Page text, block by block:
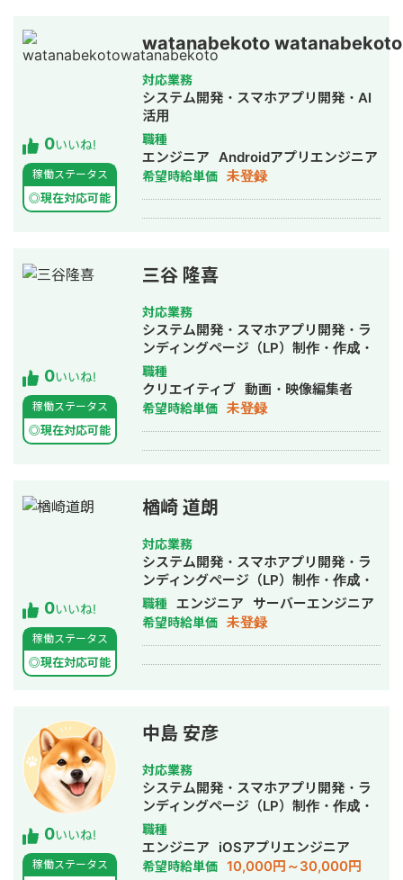
ルが要件に対応しきれていないを打開
すべく 全機能のテーブルへのアクセス
パターンを可視化し、抜け漏れを極力
なくせる設計情報を一望できる資料を
作成。 その上で新テーブル設計と新機
能設計を行いリプレースを実施。 業務
の中で新たに様々な技術要素を身に着
けた。 言語(FW) : Node.js(Express),
Python(Django), PHP(fuelPHP) フロ
ントエンドFW : Vue.js(UIKit /
BootstrapVue) DB : MySQL CI :
レベルで種々のツールやシステムを構
0いいね!
稼働ステータス
◎現在対応可能
watanabekoto watanabekoto
対応業務
システム開発・スマホアプリ開発・AI
活用
職種
エンジニア Androidアプリエンジニア
希望時給単価 未登録
0いいね!
稼働ステータス
◎現在対応可能
三谷 隆喜
対応業務
システム開発・スマホアプリ開発・ラ
ンディングページ（LP）制作・作成・
新規事業立上・SNS運用代行・ホーム
ページ制作・作成・バナー制作・デザ
イン・オウンドメディア制作・構築・
運用代行・動画制作・動画編集
職種
クリエイティブ 動画・映像編集者
希望時給単価 未登録
0いいね!
稼働ステータス
◎現在対応可能
楢崎 道朗
対応業務
システム開発・スマホアプリ開発・ラ
ンディングページ（LP）制作・作成・
AI活用
職種 エンジニア サーバーエンジニア
希望時給単価 未登録
0いいね!
稼働ステータス
中島 安彦
対応業務
システム開発・スマホアプリ開発・ラ
ンディングページ（LP）制作・作成・
AI活用
職種
エンジニア iOSアプリエンジニア
希望時給単価 10,000円～30,000円